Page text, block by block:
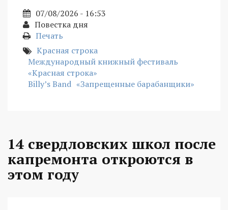
07/08/2026 - 16:53
Повестка дня
Печать
Красная строка
Международный книжный фестиваль
«Красная строка»
Billy’s Band «Запрещенные барабанщики»
14 свердловских школ после
капремонта откроются в
этом году